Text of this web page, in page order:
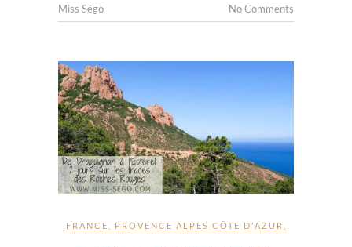
Miss Ségo No Comments
FRANCE PROVENCE ALPES CÔTE D'AZUR